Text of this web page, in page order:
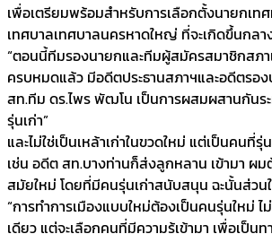
เพื่อเตรียมพร้อมสำหรับการเลือกตั้งนายกเท
เทศบาลเทศบาลนครหาดใหญ่ ที่จะเกิดขึ้นกลา
“ตอนนี้ทีมรองนายกและทีมผู้สมัครสมาชิกสภา
ครบหมดแล้ว มีอดีตประธานสภาฯและอดีตรอง
สท.ทีม ดร.ไพร พัฒโน เป็นการผสมผสานกันร
รุ่นเก่า”
และไม่ใช่เป็นเหล้าเก่าในขวดใหม่ แต่เป็นคนที่
เช่น อดีต สท.บางท่านก็ส่งลูกหลาน เข้ามา ผม
สมัยใหม่ โดยที่มีคนรุ่นเก่าสนับสนุน ฉะนั้นส่ว
“การทำการเมืองแบบใหม่ต้องเป็นคนรุ่นใหม่
เดียว แต่จะเลือกคนที่มีความรู้เข้ามา เพื่อเป็น